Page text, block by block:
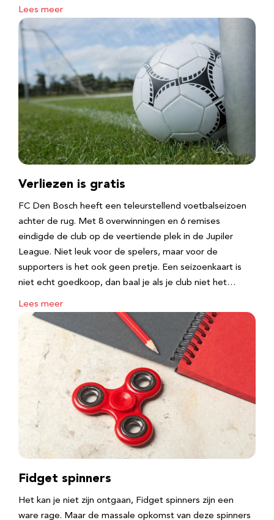
Lees meer
Verliezen is gratis
FC Den Bosch heeft een teleurstellend voetbalseizoen
achter de rug. Met 8 overwinningen en 6 remises
eindigde de club op de veertiende plek in de Jupiler
League. Niet leuk voor de spelers, maar voor de
supporters is het ook geen pretje. Een seizoenkaart is
niet echt goedkoop, dan baal je als je club niet het…
Lees meer
Fidget spinners
Het kan je niet zijn ontgaan, Fidget spinners zijn een
ware rage. Maar de massale opkomst van deze spinners